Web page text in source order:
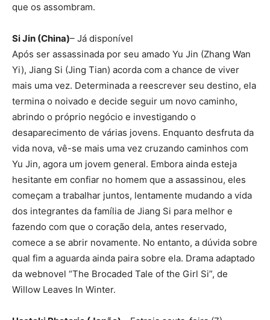
que os assombram.
Si Jin (China)– Já disponível
Após ser assassinada por seu amado Yu Jin (Zhang Wan
Yi), Jiang Si (Jing Tian) acorda com a chance de viver
mais uma vez. Determinada a reescrever seu destino, ela
termina o noivado e decide seguir um novo caminho,
abrindo o próprio negócio e investigando o
desaparecimento de várias jovens. Enquanto desfruta da
vida nova, vê-se mais uma vez cruzando caminhos com
Yu Jin, agora um jovem general. Embora ainda esteja
hesitante em confiar no homem que a assassinou, eles
começam a trabalhar juntos, lentamente mudando a vida
dos integrantes da família de Jiang Si para melhor e
fazendo com que o coração dela, antes reservado,
comece a se abrir novamente. No entanto, a dúvida sobre
qual fim a aguarda ainda paira sobre ela. Drama adaptado
da webnovel “The Brocaded Tale of the Girl Si”, de
Willow Leaves In Winter.